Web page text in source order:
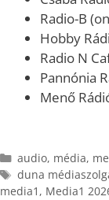
Radio-B
Hobby
Radio N
Pannónia
Menő
Kategória
audio, média,
Címkék
duna
media1 , Media1